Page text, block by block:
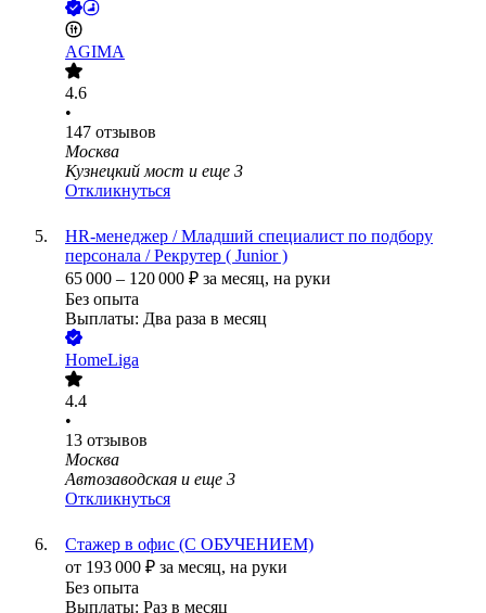
AGIMA
4.6
•
147 отзывов
Москва
Кузнецкий мост и еще 3
Откликнуться
HR-менеджер / Младший специалист по подбору
персонала / Рекрутер ( Junior )
65 000 – 120 000 ₽ за месяц, на руки
Без опыта
Выплаты: Два раза в месяц
HomeLiga
4.4
•
13 отзывов
Москва
Автозаводская и еще 3
Откликнуться
Стажер в офис (С ОБУЧЕНИЕМ)
от 193 000 ₽ за месяц, на руки
Без опыта
Выплаты: Раз в месяц